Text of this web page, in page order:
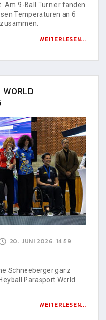
Am 9-Ball Turnier fanden
Temperaturen an 6
WEITERLESEN...
20. JUNI 2026, 14:59
Schneeberger ganz
Parasport World
WEITERLESEN...